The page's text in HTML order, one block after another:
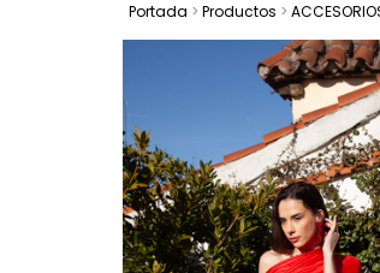
Portada > Productos >